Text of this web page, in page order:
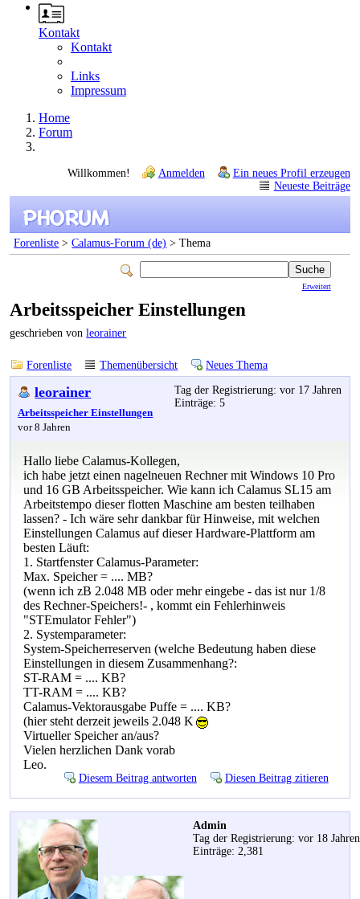
Kontakt
Kontakt
Links
Impressum
Home
Forum
Willkommen! Anmelden
Ein neues Profil erzeugen
Neueste Beiträge
Forenliste >Calamus-Forum (de) > Thema
Erweitert
Arbeitsspeicher Einstellungen
geschrieben vonleorainer
Forenliste Themenübersicht Neues Thema
leorainer
Arbeitsspeicher Einstellungen
vor 8 Jahren
Tag der Registrierung: vor 17 Jahren
Einträge: 5
Hallo liebe Calamus-Kollegen,
ich habe jetzt einen nagelneuen Rechner mit Windows 10 Pro
und 16 GB Arbeitsspeicher. Wie kann ich Calamus SL15 am
Arbeitstempo dieser flotten Maschine am besten teilhaben
lassen? - Ich wäre sehr dankbar für Hinweise, mit welchen
Einstellungen Calamus auf dieser Hardware-Plattform am
besten Läuft:
1. Startfenster Calamus-Parameter:
Max. Speicher = .... MB?
(wenn ich zB 2.048 MB oder mehr eingebe - das ist nur 1/8
des Rechner-Speichers!- , kommt ein Fehlerhinweis
"STEmulator Fehler")
2. Systemparameter:
System-Speicherreserven (welche Bedeutung haben diese
Einstellungen in diesem Zusammenhang?:
ST-RAM = .... KB?
TT-RAM = .... KB?
Calamus-Vektorausgabe Puffe = .... KB?
(hier steht derzeit jeweils 2.048 K
Virtueller Speicher an/aus?
Vielen herzlichen Dank vorab
Leo.
Diesem Beitrag antworten Diesen Beitrag zitieren
Admin
Tag der Registrierung: vor 18 Jahren
Einträge: 2,381